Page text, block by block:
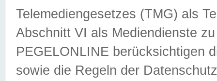
Telemediengesetzes (TMG) als
Abschnitt VI als Mediendienste
PEGELONLINE berücksichtigen
sowie die Regeln der